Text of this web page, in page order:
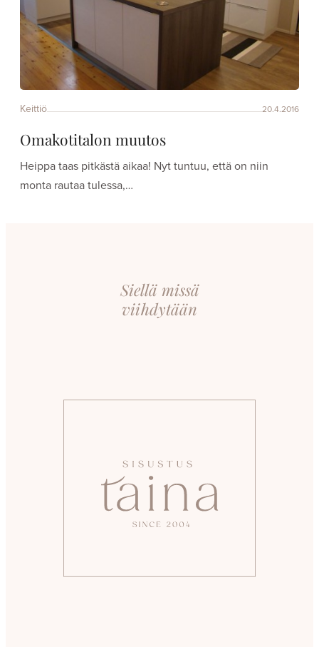
Keittiö 20.4.2016
Omakotitalon muutos
Heippa taas pitkästä aikaa! Nyt tuntuu, että on niin
monta rautaa tulessa,…
Siellä missä
viihdytään